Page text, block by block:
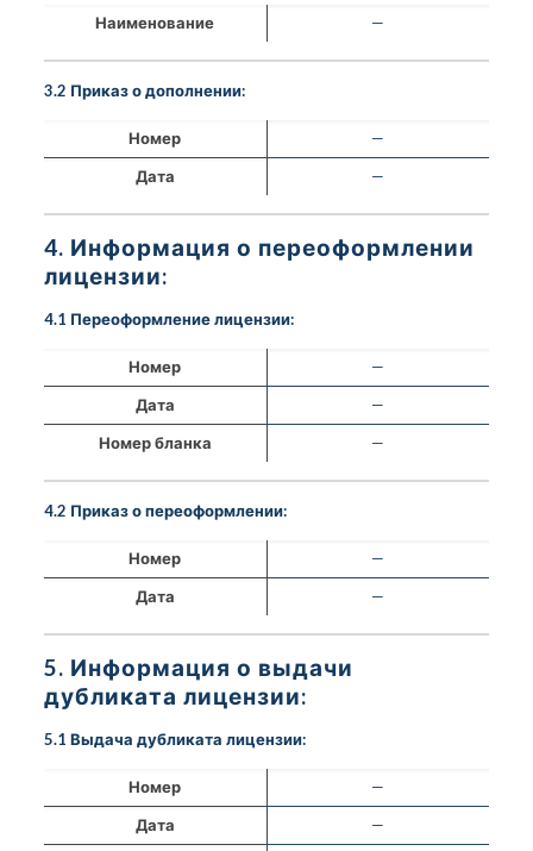
Наименование —
3.2 Приказ о дополнении:
Номер
—
Дата
—
4. Информация о переоформлении
лицензии:
4.1 Переоформление лицензии:
Номер
—
Дата
—
Номер бланка
—
4.2 Приказ о переоформлении:
Номер
—
Дата
—
5. Информация о выдачи
дубликата лицензии:
5.1 Выдача дубликата лицензии:
Номер
—
Дата
—